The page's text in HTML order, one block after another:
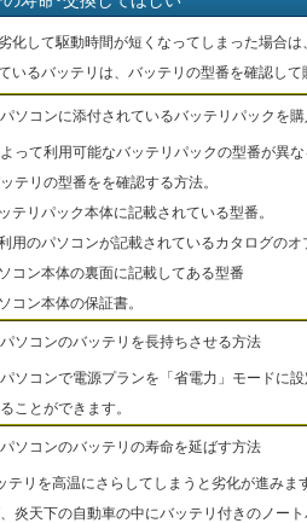
化して駆動時間が短くなってしまった場合
いるバッテリは、バッテリの型番を確認して
ソコンに添付されているバッテリパックを
って利用可能なバッテリパックの型番が異
テリの型番をを確認する方法。
テリパック本体に記載されている型番。
用のパソコンが記載されているカタログのオ
コン本体の裏面に記載してある型番
コン本体の保証書。
ソコンのバッテリを長持ちさせる方法
ソコンで電源プランを「省電力」モードに
ことができます。
ソコンのバッテリの寿命を延ばす方法
テリを高温にさらしてしまうと劣化が進みま
炎天下の自動車の中にバッテリ付きのノー